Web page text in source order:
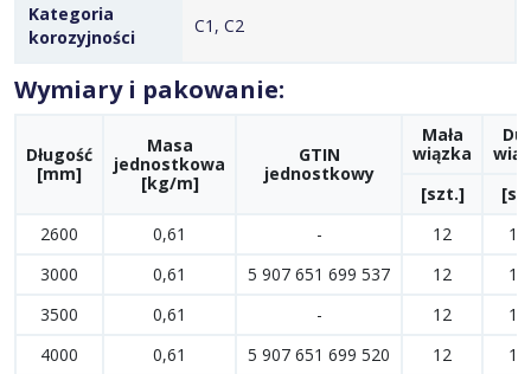
Kategoria
korozyjności
C1, C2
Wymiary i pakowanie:
Długość
[mm]
Masa
jednostkowa
[kg/m]
GTIN
jednostkowy
Mała
wiązka
[szt.]
2600
0,61 - 12
3000
0,61 5 907 651 699 537 12
3500
0,61 - 12
4000
0,61 5 907 651 699 520 12